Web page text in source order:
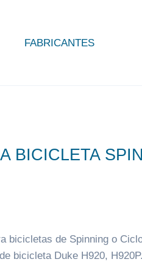
FABRICANTES
BICICLETA
bicicletas de Spinning o
bicicleta Duke H920, H920P.